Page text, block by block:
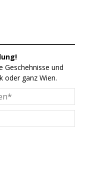
Geschehnisse und
oder ganz Wien.